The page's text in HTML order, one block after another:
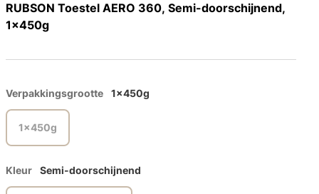
RUBSON Toestel AERO 360, Semi-doorschijnend,
1x450g
Verpakkingsgrootte 1x450g
1x450g
Kleur Semi-doorschijnend